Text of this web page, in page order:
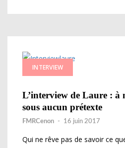
INTERVIEW
L’interview de Laure : à
sous aucun prétexte
FMRCenon - 16 juin 2017
Qui ne rêve pas de savoir ce